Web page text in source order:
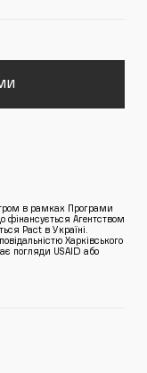
в рамках Програми
фінансується Агентством
Pact в Україні.
Харківського
погляди USAID або